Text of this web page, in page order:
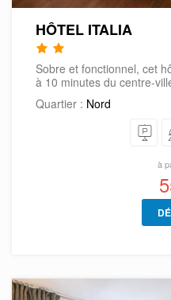
HÔTEL ITALIA
Sobre et fonctionnel, cet
à 10 minutes du centre-
Quartier : Nord
à